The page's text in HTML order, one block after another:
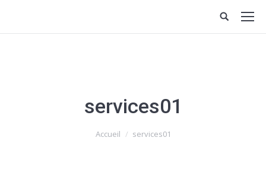
services01
Accueil services01